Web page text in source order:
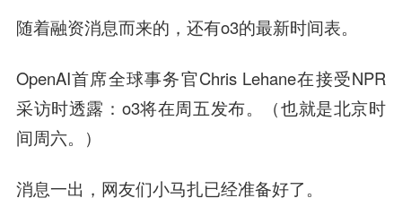
随着融资消息而来的，还有o3的最新时间表。
OpenAI首席全球事务官Chris Lehane在接受NPR
采访时透露：o3将在周五发布。（也就是北京时
间周六。）
消息一出，网友们小马扎已经准备好了。